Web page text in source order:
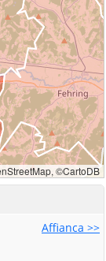
Affianca >>